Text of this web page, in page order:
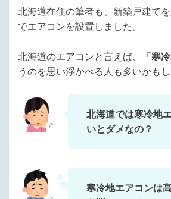
北海道在住の筆者も、新築戸建て
でエアコンを設置しました。
北海道のエアコンと言えば、 「寒
うのを思い浮かべる人も多いかもし
北海道では寒冷地
いとダメなの？
寒冷地エアコンは